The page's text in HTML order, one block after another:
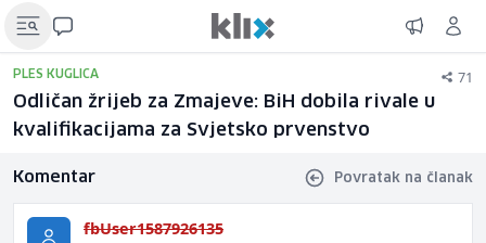
PLES KUGLICA 71
Odličan žrijeb za Zmajeve: BiH dobila rivale u
kvalifikacijama za Svjetsko prvenstvo
Komentar Povratak na članak
fbUser1587926135